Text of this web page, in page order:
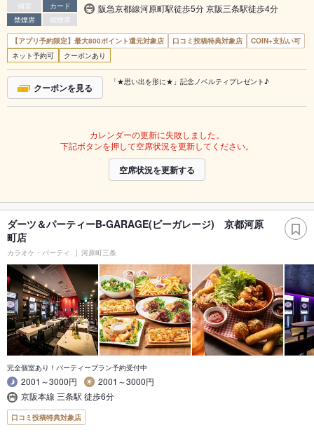
個室
カード
禁煙席
喫煙席
阪急京都線河原町駅徒歩5分 京阪三条駅徒歩4分
【アプリ予約限定】最大800ポイント還元対象店 口コミ投稿特典対象店
COIN+支払い可
ネット予約可
クーポンあり
クーポンを見る 「★思い出を形に★」記念ノベルティプレゼント♪
カレンダーの更新に失敗しました。
下記ボタンを押して空席状況を更新してください。
空席状況を更新する
ダーツ＆パーティーB-GARAGE(ビーガレージ) 京都河原
町店
カラオケ・パーティ 河原町三条
完全個室あり！パーティープラン予約受付中
2001～3000円
2001～3000円
京阪本線 三条駅 徒歩6分
口コミ投稿特典対象店